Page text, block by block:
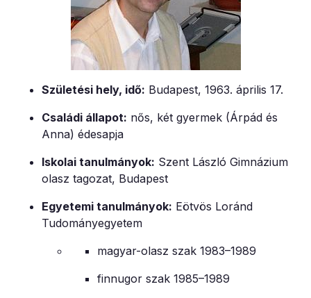
Születési hely, idő: Budapest, 1963. április 17.
Családi állapot: nős, két gyermek (Árpád és
Anna) édesapja
Iskolai tanulmányok: Szent László Gimnázium
olasz tagozat, Budapest
Egyetemi tanulmányok: Eötvös Loránd
Tudományegyetem
magyar-olasz szak 1983–1989
finnugor szak 1985–1989